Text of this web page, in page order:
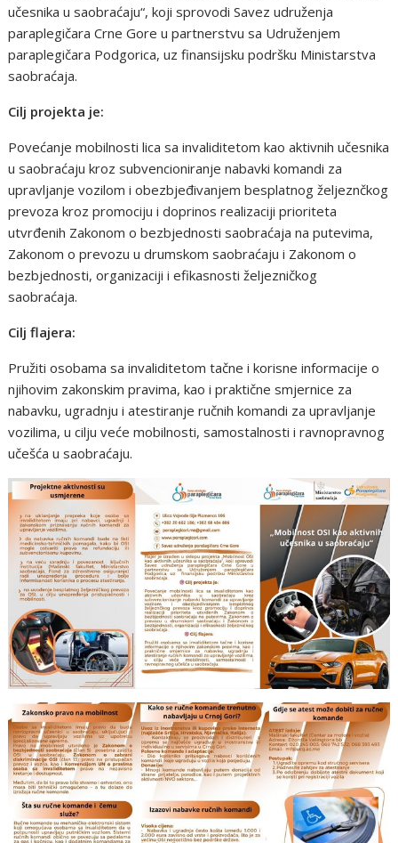
učesnika u saobraćaju“, koji sprovodi Savez udruženja
paraplegičara Crne Gore u partnerstvu sa Udruženjem
paraplegičara Podgorica, uz finansijsku podršku Ministarstva
saobraćaja.
Cilj projekta je:
Povećanje mobilnosti lica sa invaliditetom kao aktivnih učesnika
u saobraćaju kroz subvencioniranje nabavki komandi za
upravljanje vozilom i obezbjeđivanjem besplatnog željeznčkog
prevoza kroz promociju i doprinos realizaciji prioriteta
utvrđenih Zakonom o bezbjednosti saobraćaja na putevima,
Zakonom o prevozu u drumskom saobraćaju i Zakonom o
bezbjednosti, organizaciji i efikasnosti željezničkog
saobraćaja.
Cilj flajera:
Pružiti osobama sa invaliditetom tačne i korisne informacije o
njihovim zakonskim pravima, kao i praktične smjernice za
nabavku, ugradnju i atestiranje ručnih komandi za upravljanje
vozilima, u cilju veće mobilnosti, samostalnosti i ravnopravnog
učešća u saobraćaju.